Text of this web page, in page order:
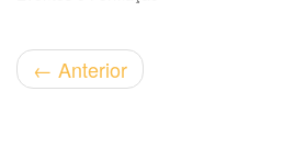
← Anterior